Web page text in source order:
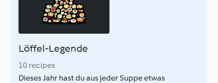
Löffel-Legende
10 recipes
Dieses Jahr hast du aus jeder Suppe etwas